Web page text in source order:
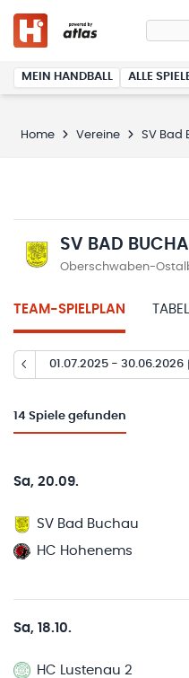
MEIN HANDBALL ALLE
Home Vereine SV Bad
SV BAD
Oberschwaben-
TEAM-SPIELPLAN
01.07.2025 - 30.06.2026
14 Spiele gefunden
Sa, 20.09.
SV Bad Buchau
HC Hohenems
Sa, 18.10.
HC Lustenau 2